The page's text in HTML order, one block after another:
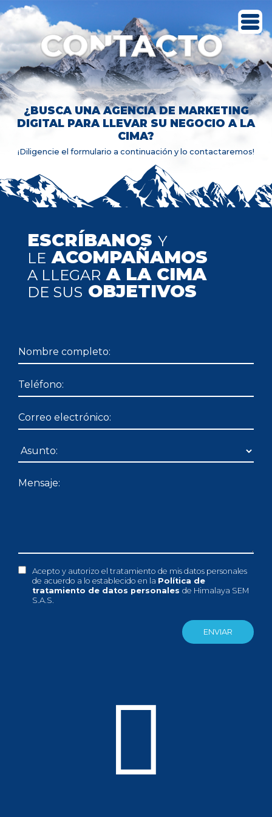
¿BUSCA UNA AGENCIA DE MARKETING
DIGITAL PARA LLEVAR SU NEGOCIO A LA
CIMA?
¡Diligencie el formulario a continuación y lo contactaremos!
ESCRÍBANOS Y
LE ACOMPAÑAMOS
A LLEGAR A LA CIMA
DE SUS OBJETIVOS
Acepto y autorizo el tratamiento de mis datos personales
de acuerdo a lo establecido en la Política de
tratamiento de datos personales de Himalaya SEM
S.A.S.